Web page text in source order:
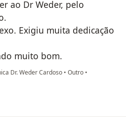
ao Dr Weder, pelo
Exigiu muita dedicação
muito bom.
Dr. Weder Cardoso • Outro •
Barbosa